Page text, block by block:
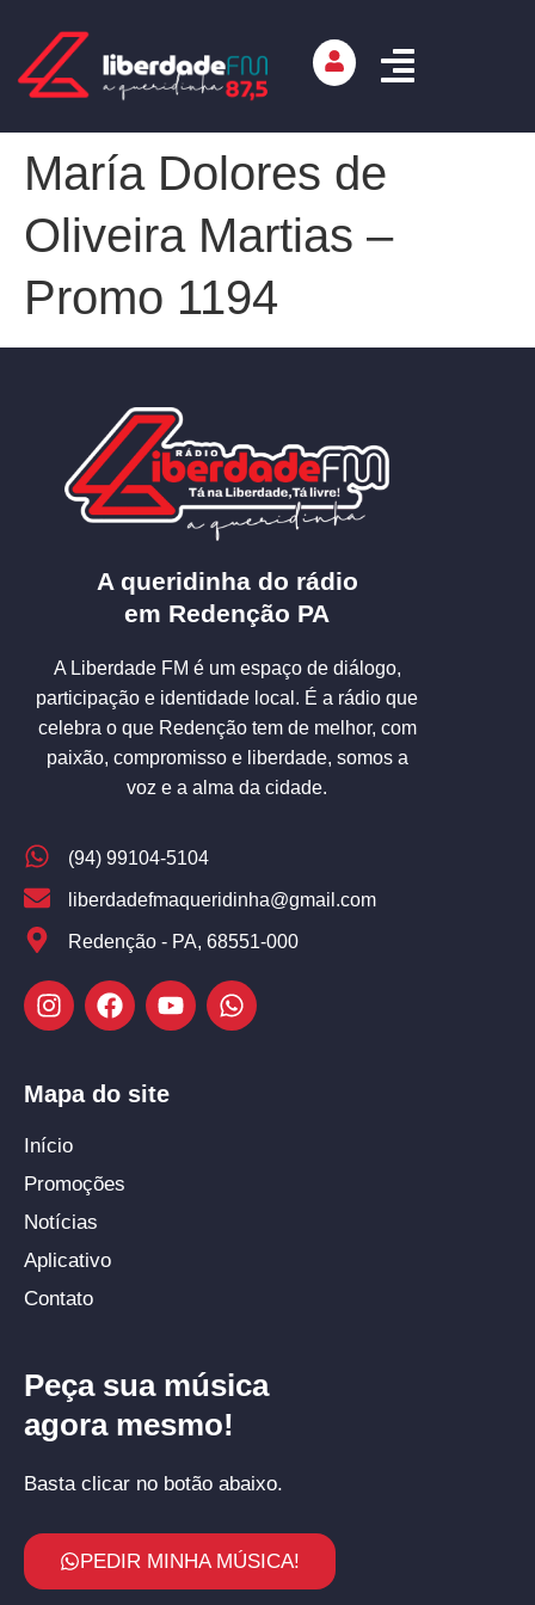
María Dolores de
Oliveira Martias –
Promo 1194
A queridinha do rádio
em Redenção PA
A Liberdade FM é um espaço de diálogo,
participação e identidade local. É a rádio que
celebra o que Redenção tem de melhor, com
paixão, compromisso e liberdade, somos a
voz e a alma da cidade.
(94) 99104-5104
liberdadefmaqueridinha@gmail.com
Redenção - PA, 68551-000
Mapa do site
Início
Promoções
Notícias
Aplicativo
Contato
Peça sua música
agora mesmo!
Basta clicar no botão abaixo.
PEDIR MINHA MÚSICA!